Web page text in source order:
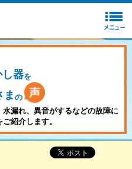
器を
ま の
漏れ、異音がするなどの故障に
紹介します。